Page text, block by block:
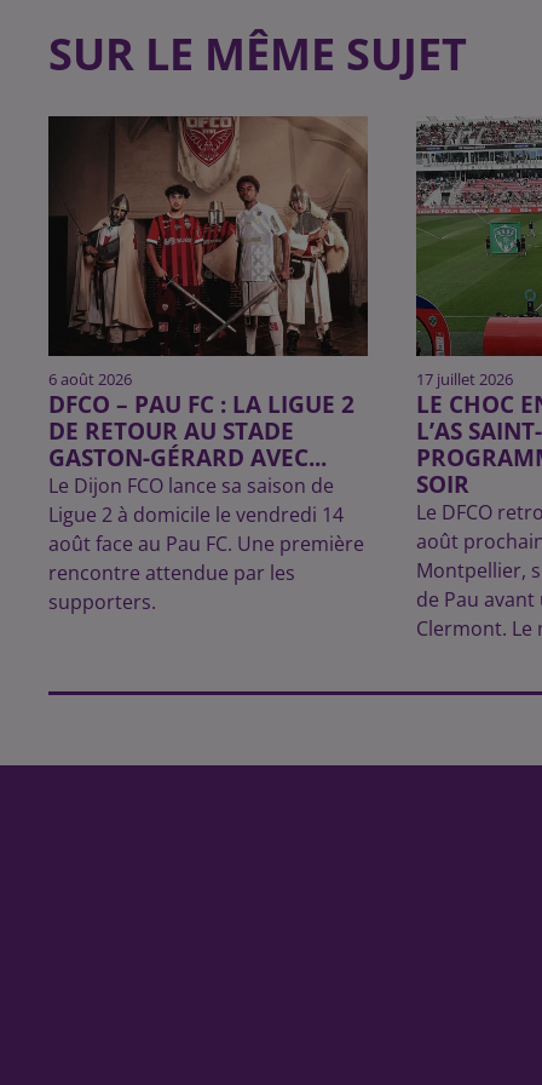
SUR LE MÊME SUJET
6 août 2026
DFCO – PAU FC : LA LIGUE 2
DE RETOUR AU STADE
GASTON-GÉRARD AVEC...
Le Dijon FCO lance sa saison de
Ligue 2 à domicile le vendredi 14
août face au Pau FC. Une première
rencontre attendue par les
supporters.
17 juillet 2026
LE CHOC
L’AS
SOIR
Le DFCO
août
Montpellier,
de Pau
Clermont. Le